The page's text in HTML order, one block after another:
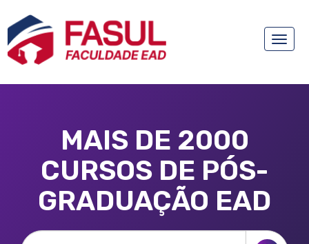
Toggle
MAIS DE 2000
CURSOS DE PÓS-
GRADUAÇÃO EAD